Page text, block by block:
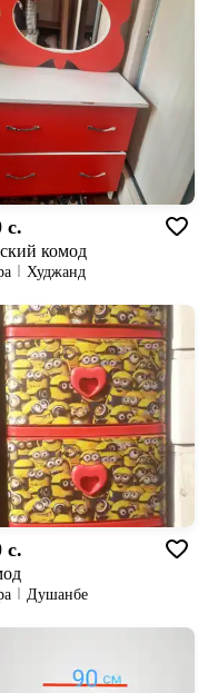
c.
комод
Худжанд
c.
Душанбе